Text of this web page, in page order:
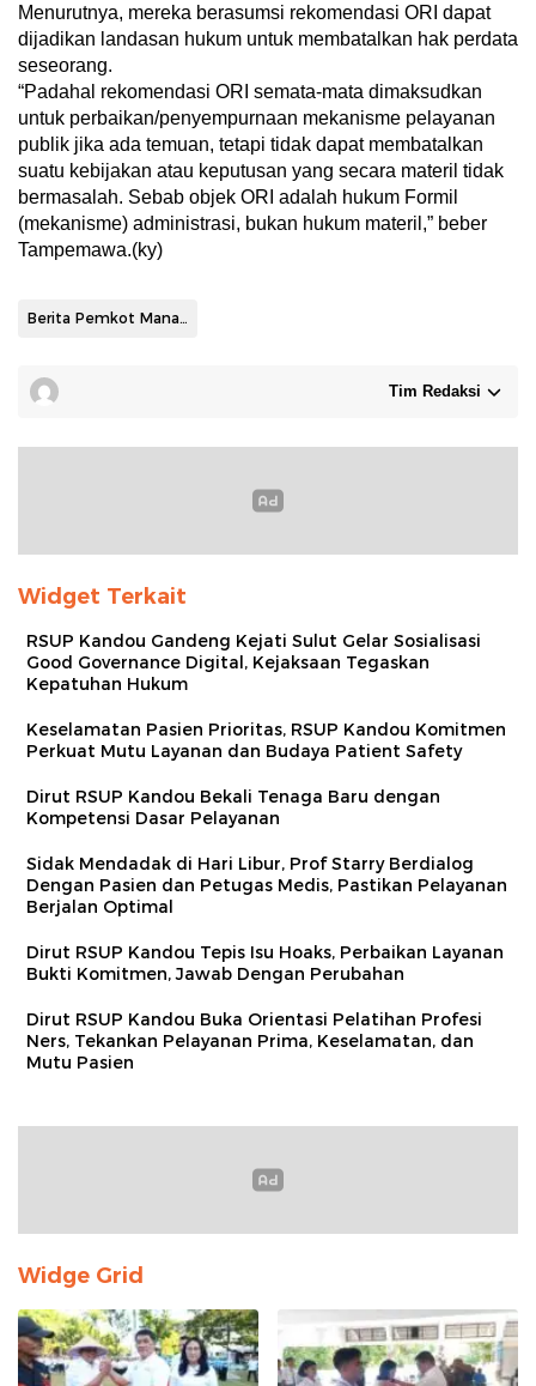
Menurutnya, mereka berasumsi rekomendasi ORI dapat
dijadikan landasan hukum untuk membatalkan hak perdata
seseorang.
“Padahal rekomendasi ORI semata-mata dimaksudkan
untuk perbaikan/penyempurnaan mekanisme pelayanan
publik jika ada temuan, tetapi tidak dapat membatalkan
suatu kebijakan atau keputusan yang secara materil tidak
bermasalah. Sebab objek ORI adalah hukum Formil
(mekanisme) administrasi, bukan hukum materil,” beber
Tampemawa.(ky)
Berita Pemkot Manado
Tim Redaksi
Widget Terkait
RSUP Kandou Gandeng Kejati Sulut Gelar Sosialisasi
Good Governance Digital, Kejaksaan Tegaskan
Kepatuhan Hukum
Keselamatan Pasien Prioritas, RSUP Kandou Komitmen
Perkuat Mutu Layanan dan Budaya Patient Safety
Dirut RSUP Kandou Bekali Tenaga Baru dengan
Kompetensi Dasar Pelayanan
Sidak Mendadak di Hari Libur, Prof Starry Berdialog
Dengan Pasien dan Petugas Medis, Pastikan Pelayanan
Berjalan Optimal
Dirut RSUP Kandou Tepis Isu Hoaks, Perbaikan Layanan
Bukti Komitmen, Jawab Dengan Perubahan
Dirut RSUP Kandou Buka Orientasi Pelatihan Profesi
Ners, Tekankan Pelayanan Prima, Keselamatan, dan
Mutu Pasien
Widge Grid